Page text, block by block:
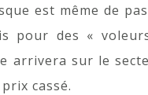
est même de
pour des «
arrivera sur le
cassé.